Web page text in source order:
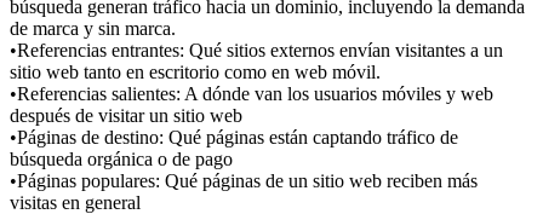
búsqueda generan tráfico hacia un dominio, incluyendo la demanda
de marca y sin marca.
•Referencias entrantes: Qué sitios externos envían visitantes a un
sitio web tanto en escritorio como en web móvil.
•Referencias salientes: A dónde van los usuarios móviles y web
después de visitar un sitio web
•Páginas de destino: Qué páginas están captando tráfico de
búsqueda orgánica o de pago
•Páginas populares: Qué páginas de un sitio web reciben más
visitas en general